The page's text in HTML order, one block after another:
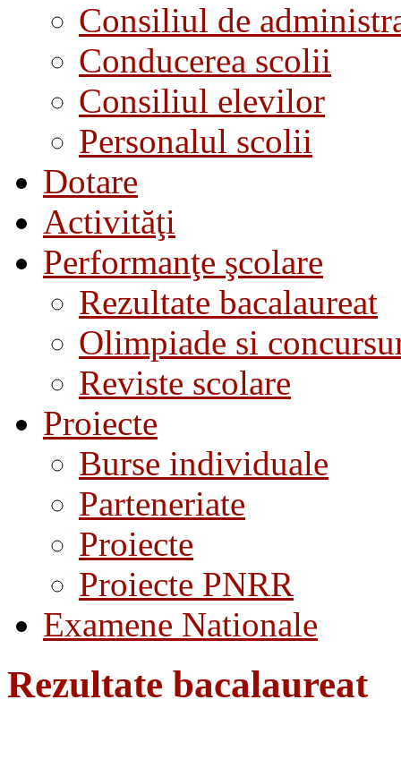
Consiliul de
Conducerea scolii
Consiliul elevilor
Personalul scolii
Dotare
Activităţi
Performanţe şcolare
Rezultate bacalaureat
Olimpiade si
Reviste scolare
Proiecte
Burse individuale
Parteneriate
Proiecte
Proiecte PNRR
Examene Nationale
Rezultate bacalaureat